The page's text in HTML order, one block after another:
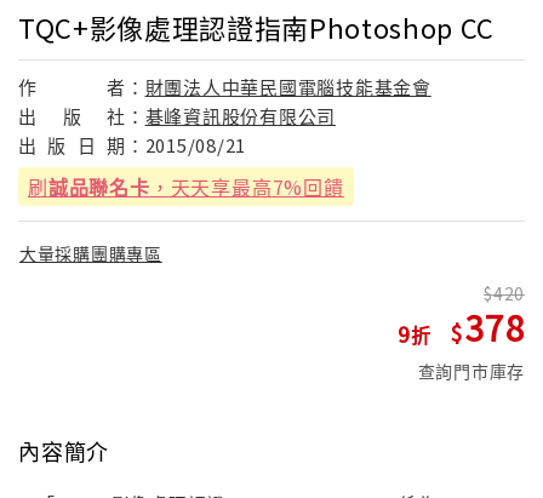
TQC+影像處理認證指南Photoshop CC
作 者： 財團法人中華民國電腦技能基金會
出
版 社： 碁峰資訊股份有限公司
出 版 日 期： 2015/08/21
刷誠品聯名卡 ，天天享最高7%回饋
大量採購團購專區
9
420
378
查詢門市庫存
內容簡介